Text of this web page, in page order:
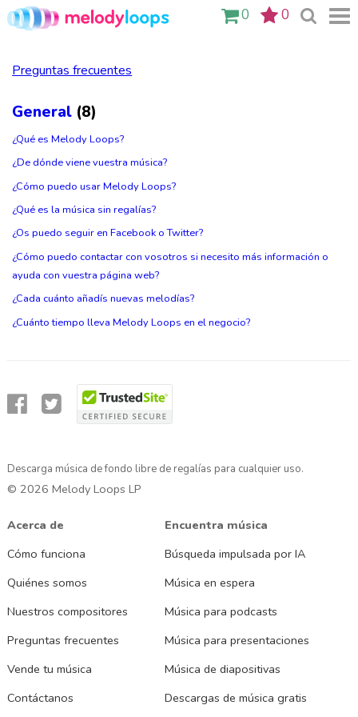
0 0
Preguntas frecuentes
General (8)
¿Qué es Melody Loops?
¿De dónde viene vuestra música?
¿Cómo puedo usar Melody Loops?
¿Qué es la música sin regalías?
¿Os puedo seguir en Facebook o Twitter?
¿Cómo puedo contactar con vosotros si necesito más información o
ayuda con vuestra página web?
¿Cada cuánto añadís nuevas melodías?
¿Cuánto tiempo lleva Melody Loops en el negocio?
Descarga música de fondo libre de regalías para cualquier uso.
© 2026 Melody Loops LP
Acerca de
Cómo funciona
Quiénes somos
Nuestros compositores
Preguntas frecuentes
Vende tu música
Contáctanos
Encuentra música
Búsqueda impulsada por IA
Música en espera
Música para podcasts
Música para presentaciones
Música de diapositivas
Descargas de música gratis